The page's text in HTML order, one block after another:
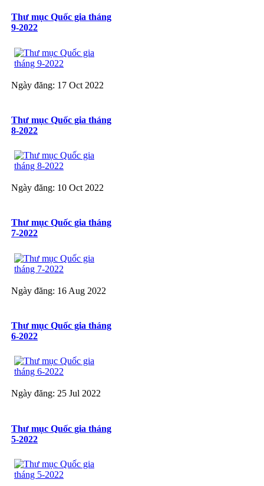
Thư mục Quốc gia tháng
9-2022
Ngày đăng: 17 Oct 2022
Thư mục Quốc gia tháng
8-2022
Ngày đăng: 10 Oct 2022
Thư mục Quốc gia tháng
7-2022
Ngày đăng: 16 Aug 2022
Thư mục Quốc gia tháng
6-2022
Ngày đăng: 25 Jul 2022
Thư mục Quốc gia tháng
5-2022